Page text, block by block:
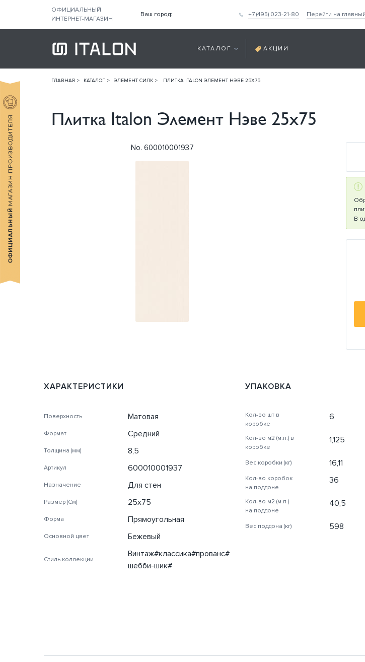
ОФИЦИАЛЬНЫЙ
ИНТЕРНЕТ-МАГАЗИН
Ваш город: +7 (495) 023-21-80 Перейти на
КАТАЛОГ АКЦИИ
ГЛАВНАЯ КАТАЛОГ ЭЛЕМЕНТ СИЛК ПЛИТКА ITALON ЭЛЕМЕНТ НЭВЕ 25Х75
Плитка Italon Элемент Нэве 25х75
No. 600010001937
В
ХАРАКТЕРИСТИКИ
Поверхность Матовая
Формат Средний
Толщина (мм) 8,5
Артикул 600010001937
Назначение Для стен
Размер (См) 25х75
Форма Прямоугольная
Основной цвет Бежевый
Стиль коллекции
Винтаж#классика#прованс#
шебби-шик#
УПАКОВКА
Кол-во шт в
коробке
6
Кол-во м2 (м.п.) в
коробке
1,125
Вес коробки (кг) 16,11
Кол-во коробок
на поддоне
36
Кол-во м2 (м.п.)
на поддоне
40,5
Вес поддона (кг) 598